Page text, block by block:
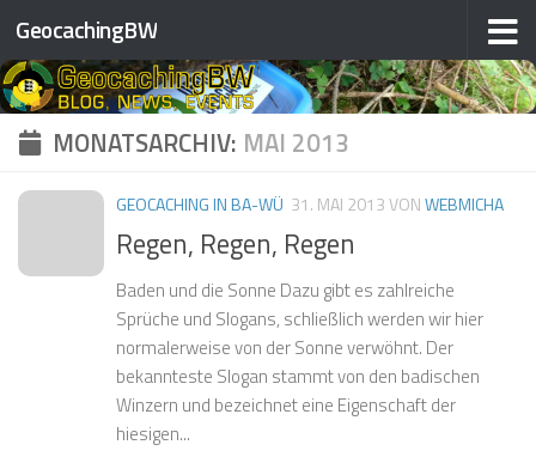
❅
❅
❅
❅ ❅❅
❅
❅
❅
Zum Inhalt springen
GeocachingBW
MONATSARCHIV: MAI 2013
GEOCACHING IN BA-WÜ 31. MAI 2013VONWEBMICHA
Regen, Regen, Regen
Baden und die Sonne Dazu gibt es zahlreiche
Sprüche und Slogans, schließlich werden wir hier
normalerweise von der Sonne verwöhnt. Der
bekannteste Slogan stammt von den badischen
Winzern und bezeichnet eine Eigenschaft der
hiesigen...